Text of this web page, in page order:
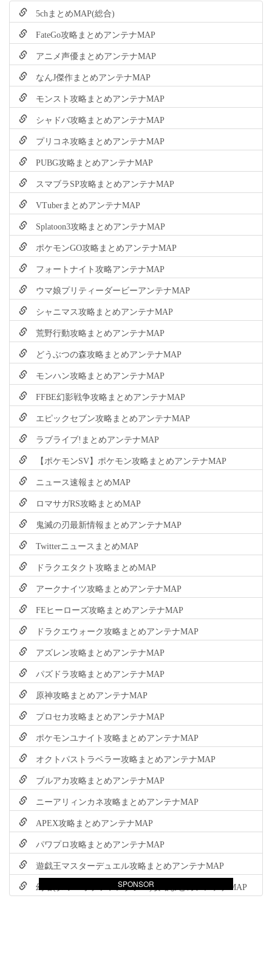
SPONSOR
5chまとめMAP(総合)
FateGo攻略まとめアンテナMAP
アニメ声優まとめアンテナMAP
なんJ傑作まとめアンテナMAP
モンスト攻略まとめアンテナMAP
シャドバ攻略まとめアンテナMAP
プリコネ攻略まとめアンテナMAP
PUBG攻略まとめアンテナMAP
スマブラSP攻略まとめアンテナMAP
VTuberまとめアンテナMAP
Splatoon3攻略まとめアンテナMAP
ポケモンGO攻略まとめアンテナMAP
フォートナイト攻略アンテナMAP
ウマ娘プリティーダービーアンテナMAP
シャニマス攻略まとめアンテナMAP
荒野行動攻略まとめアンテナMAP
どうぶつの森攻略まとめアンテナMAP
モンハン攻略まとめアンテナMAP
FFBE幻影戦争攻略まとめアンテナMAP
エピックセブン攻略まとめアンテナMAP
ラブライブ!まとめアンテナMAP
【ポケモンSV】ポケモン攻略まとめアンテナMAP
ニュース速報まとめMAP
ロマサガRS攻略まとめMAP
鬼滅の刃最新情報まとめアンテナMAP
TwitterニュースまとめMAP
ドラクエタクト攻略まとめMAP
アークナイツ攻略まとめアンテナMAP
FEヒーローズ攻略まとめアンテナMAP
ドラクエウォーク攻略まとめアンテナMAP
アズレン攻略まとめアンテナMAP
パズドラ攻略まとめアンテナMAP
原神攻略まとめアンテナMAP
プロセカ攻略まとめアンテナMAP
ポケモンユナイト攻略まとめアンテナMAP
オクトパストラベラー攻略まとめアンテナMAP
ブルアカ攻略まとめアンテナMAP
ニーアリィンカネ攻略まとめアンテナMAP
APEX攻略まとめアンテナMAP
パワプロ攻略まとめアンテナMAP
遊戯王マスターデュエル攻略まとめアンテナMAP
幻塔(タワーオブファンタジー)攻略まとめアンテナMAP